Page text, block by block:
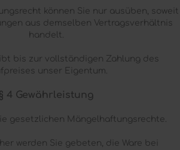
können Sie nur ausüben, soweit
aus demselben Vertragsverhältnis
handelt.
bis zur vollständigen Zahlung des
unser Eigentum.
§ 4 Gewährleistung
gesetzlichen Mängelhaftungsrechte.
werden Sie gebeten, die Ware bei